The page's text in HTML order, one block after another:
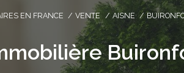
EN FRANCE VENTE AISNE